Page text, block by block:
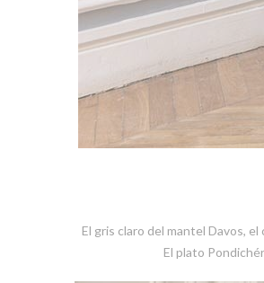
El gris claro del mantel Davos,
El plato